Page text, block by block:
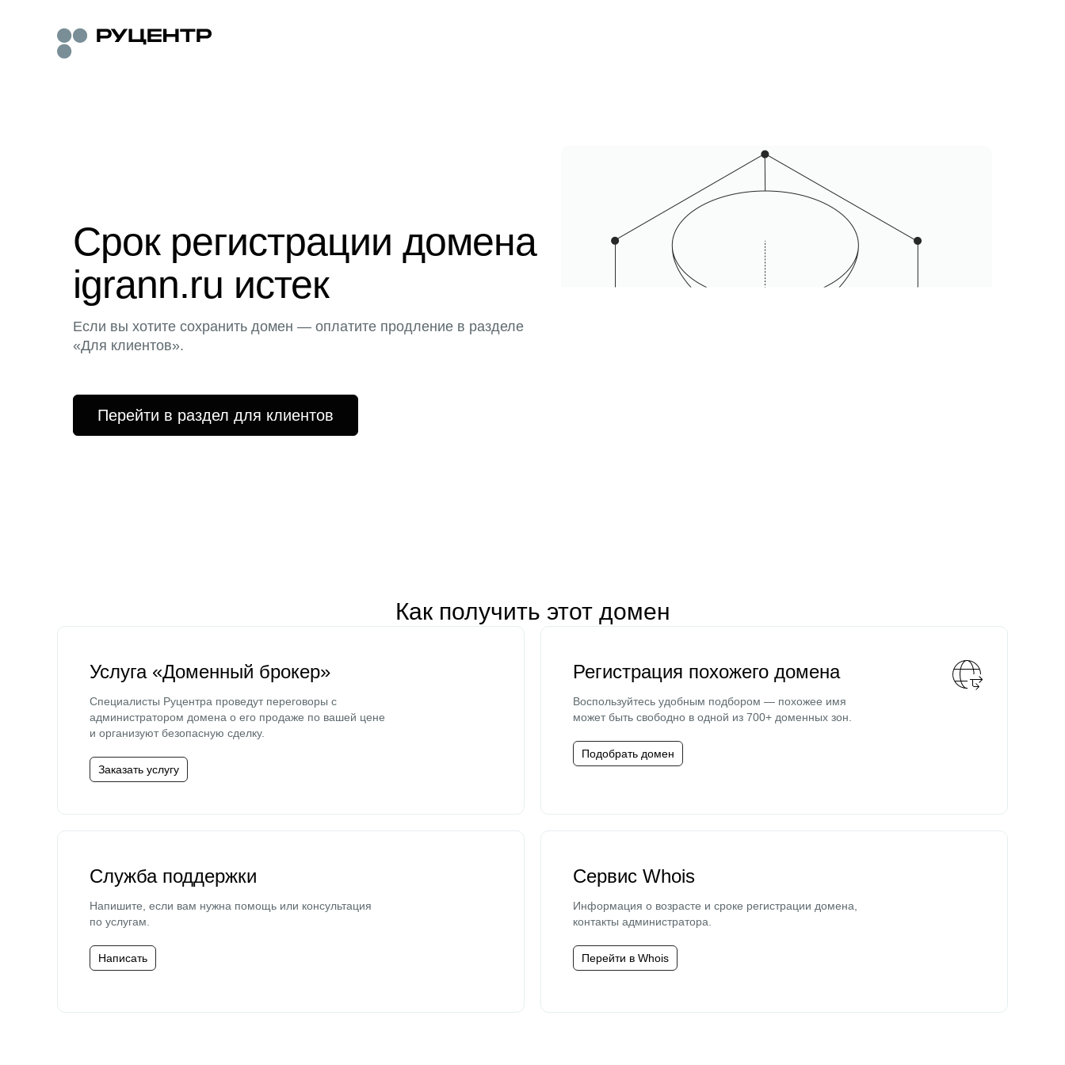
Срок регистрации домена
igrann.ru истек
Если вы хотите сохранить домен — оплатите продление в разделе
«Для клиентов».
Перейти в раздел для клиентов
Как получить этот домен
Услуга «Доменный брокер»
Специалисты Руцентра проведут переговоры с
администратором домена о его продаже по вашей цене
и организуют безопасную сделку.
Заказать услугу
Регистрация похожего домена
Воспользуйтесь удобным подбором — похожее имя
может быть свободно в одной из 700+ доменных зон.
Подобрать домен
Служба поддержки
Напишите, если вам нужна помощь или консультация
по услугам.
Написать
Сервис Whois
Информация о возрасте и сроке регистрации домена,
контакты администратора.
Перейти в Whois